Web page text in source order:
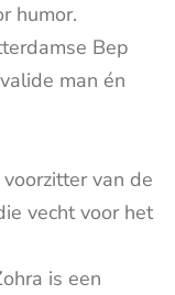
humor.
Bep
man én
van de
vecht voor het
is een